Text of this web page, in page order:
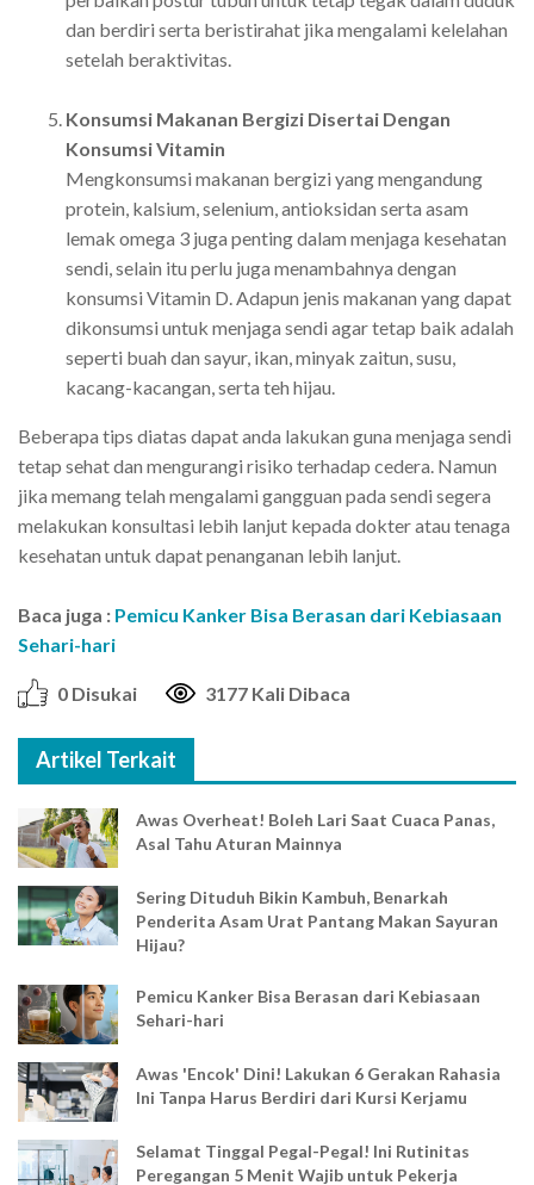
dan berdiri serta beristirahat jika mengalami kelelahan
setelah beraktivitas.
Konsumsi Makanan Bergizi Disertai Dengan
Konsumsi Vitamin
Mengkonsumsi makanan bergizi yang mengandung
protein, kalsium, selenium, antioksidan serta asam
lemak omega 3 juga penting dalam menjaga kesehatan
sendi, selain itu perlu juga menambahnya dengan
konsumsi Vitamin D. Adapun jenis makanan yang dapat
dikonsumsi untuk menjaga sendi agar tetap baik adalah
seperti buah dan sayur, ikan, minyak zaitun, susu,
kacang-kacangan, serta teh hijau.
Beberapa tips diatas dapat anda lakukan guna menjaga sendi
tetap sehat dan mengurangi risiko terhadap cedera. Namun
jika memang telah mengalami gangguan pada sendi segera
melakukan konsultasi lebih lanjut kepada dokter atau tenaga
kesehatan untuk dapat penanganan lebih lanjut.
Baca juga : Pemicu Kanker Bisa Berasan dari Kebiasaan
Sehari-hari
0 Disukai 3177 Kali Dibaca
Artikel Terkait
Awas Overheat! Boleh Lari Saat Cuaca Panas,
Asal Tahu Aturan Mainnya
Sering Dituduh Bikin Kambuh, Benarkah
Penderita Asam Urat Pantang Makan Sayuran
Hijau?
Pemicu Kanker Bisa Berasan dari Kebiasaan
Sehari-hari
Awas 'Encok' Dini! Lakukan 6 Gerakan Rahasia
Ini Tanpa Harus Berdiri dari Kursi Kerjamu
Selamat Tinggal Pegal-Pegal! Ini Rutinitas
Peregangan 5 Menit Wajib untuk Pekerja